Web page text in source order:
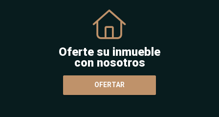
Oferte su inmueble
con nosotros
OFERTAR